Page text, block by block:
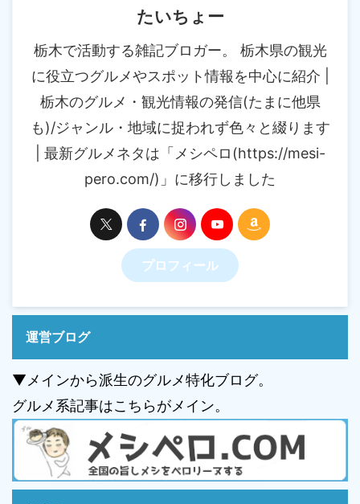
たいちょー
栃木で活動する雑記ブロガー。 栃木県の観光
に役立つグルメやスポット情報を中心に紹介 |
栃木のグルメ・観光情報の発信(たまに他県
も)/ジャンル・地域に捉われず色々と綴ります
| 最新グルメネタは「メシペロ(https://mesi-
pero.com/)」に移行しました
プロフィール
運営ブログ
▼メインから派生のグルメ特化ブログ。
グルメ系記事はこちらがメイン。